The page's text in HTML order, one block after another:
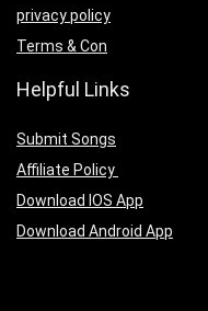
privacy policy
Terms & Con
Helpful Links
Submit Songs
Affiliate Policy
Download IOS App
Download Android App